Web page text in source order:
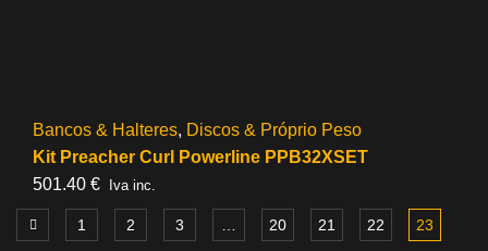
Bancos & Halteres, Discos & Próprio Peso
Kit Preacher Curl Powerline PPB32XSET
501.40 € Iva inc.
1 2 3 20 21 22 23